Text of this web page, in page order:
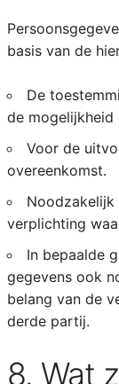
basis van de
De
de
Voor de
overeenkomst.
verplichting
In bepaalde
gegevens ook
belang van de
derde partij.
8. Wat